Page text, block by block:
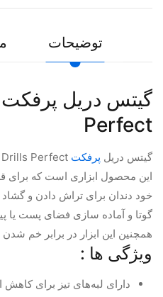
توضیحات
Perfect
گیتس دریل پرفکت
این محصول ابزاری است که
خود دندان برای تراش دادن و
گوتا و آماده سازی فضای پست یا
همچنین این ابزار در برابر خم
ویژگی ها :
دارای لبه‌های تیز برای